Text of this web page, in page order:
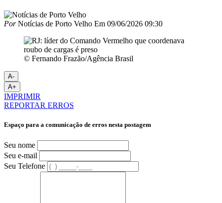
PorNotícias de Porto Velho Em 09/06/2026 09:30
© Fernando Frazão/Agência Brasil
A-
A+
IMPRIMIR
REPORTAR ERROS
Espaço para a comunicação de erros nesta postagem
Seu nome
Seu e-mail
Seu Telefone